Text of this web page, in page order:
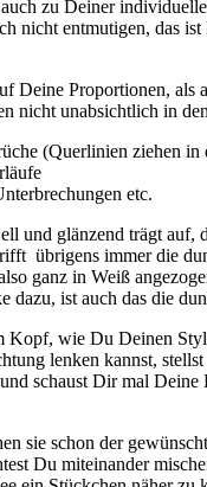
auch zu Deiner
nicht entmutigen, das ist
Deine Proportionen, als
nicht unabsichtlich in
(Querlinien ziehen in
etc.
und glänzend trägt auf,
übrigens immer die
ganz in Weiß
dazu, ist auch das die
wie Du Deinen
lenken kannst,
schaust Dir mal
sie schon der
Du miteinander